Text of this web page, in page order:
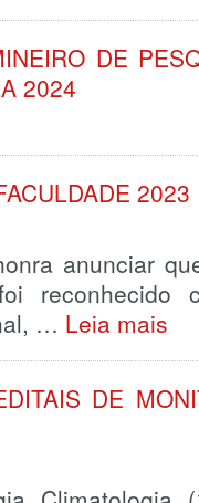
DE
2024
2023
anunciar
… Leia mais
DE